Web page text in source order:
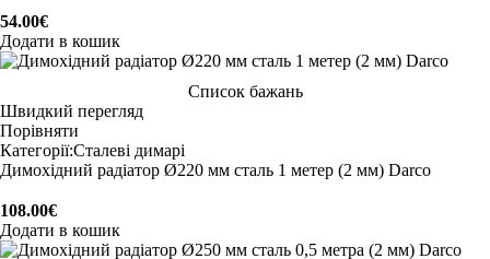
54.00€
Додати в кошик
Список бажань
Швидкий перегляд
Порівняти
Категорії:Сталеві димарі
Димохідний радіатор Ø220 мм сталь 1 метер (2 мм) Darco
108.00€
Додати в кошик